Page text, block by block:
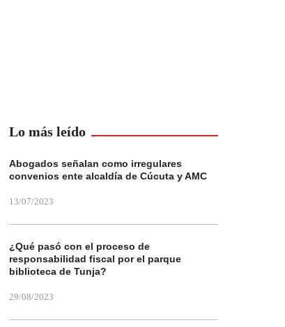
Lo más leído
Abogados señalan como irregulares
convenios ente alcaldía de Cúcuta y AMC
13/07/2023
¿Qué pasó con el proceso de
responsabilidad fiscal por el parque
biblioteca de Tunja?
29/08/2023